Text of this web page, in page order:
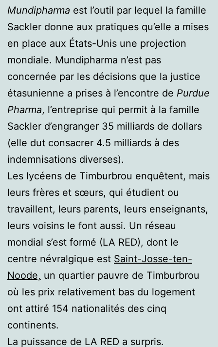
Mundipharma est l’outil par lequel la famille
Sackler donne aux pratiques qu’elle a mises
en place aux États-Unis une projection
mondiale. Mundipharma n’est pas
concernée par les décisions que la justice
étasunienne a prises à l’encontre de Purdue
Pharma, l’entreprise qui permit à la famille
Sackler d’engranger 35 milliards de dollars
(elle dut consacrer 4.5 milliards à des
indemnisations diverses).
Les lycéens de Timburbrou enquêtent, mais
leurs frères et sœurs, qui étudient ou
travaillent, leurs parents, leurs enseignants,
leurs voisins le font aussi. Un réseau
mondial s’est formé (LA RED), dont le
centre névralgique est Saint-Josse-ten-
Noode, un quartier pauvre de Timburbrou
où les prix relativement bas du logement
ont attiré 154 nationalités des cinq
continents.
La puissance de LA RED a surpris.